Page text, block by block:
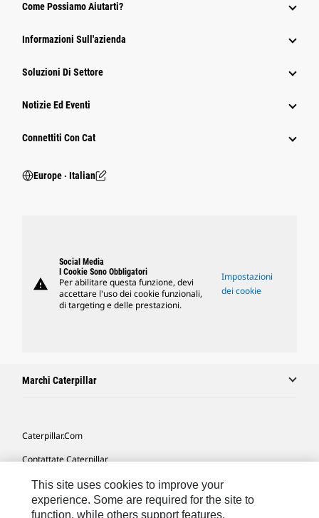
Come Possiamo Aiutarti?
Informazioni Sull'azienda
Soluzioni Di Settore
Notizie Ed Eventi
Connettiti Con Cat
Europe ‧ Italian
warning
Social Media
I Cookie Sono Obbligatori
Per abilitare questa funzione, devi
accettare l'uso dei cookie funzionali,
di targeting e delle prestazioni.
Impostazioni
dei cookie
Marchi Caterpillar
Caterpillar.com
Contattate Caterpillar
Le Mie Preferenze Di Marketing
Mappa Del Sito
This site uses cookies to improve your
experience. Some are required for the site to
function, while others support features,